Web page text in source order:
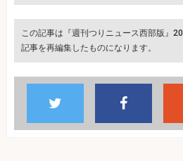
この記事は『週刊つりニュース西部版』
記事を再編集したものになります。